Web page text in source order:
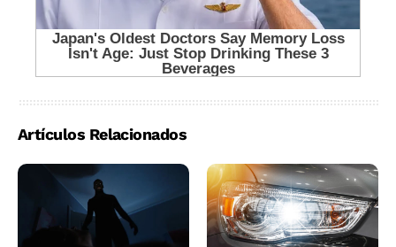
Artículos Relacionados